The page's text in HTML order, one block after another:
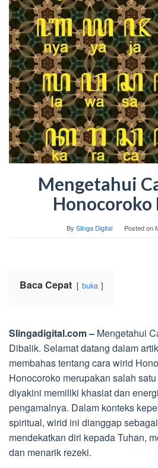
Mengetahui
By Slinga Digital Posted on
Baca Cepat buka
Slingadigital.com – Mengetahui
Dibalik. Selamat datang dalam
membahas tentang cara wirid
Honocoroko merupakan salah
diyakini memiliki khasiat dan
pengamalnya. Dalam konteks
spiritual, wirid ini dianggap
mendekatkan diri kepada Tuhan,
dan menarik rezeki.